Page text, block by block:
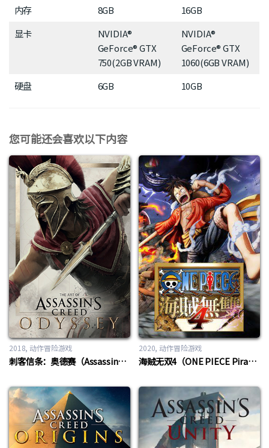
内存
8GB
16GB
显卡
NVIDIA®
GeForce® GTX
750(2GB VRAM)
NVIDIA®
GeForce® GTX
1060(6GB VRAM)
硬盘
6GB 10GB
您可能还会喜欢以下内容
2018 动作冒险游戏
刺客信条：奥德赛（Assassin’s Creed Odyssey）
2020 动作冒险游戏
海贼无双4（ONE PIECE Pirate Warriors 4）